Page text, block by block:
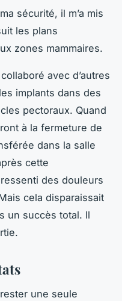
sécurité, il m’a mis
les plans
zones mammaires.
avec d’autres
implants dans des
pectoraux. Quand
à la fermeture de
dans la salle
cette
des douleurs
cela disparaissait
un succès total. Il
une seule